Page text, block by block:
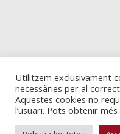
Utilitzem exclusivament
necessàries per al
Aquestes cookies no
l’usuari. Pots obtenir